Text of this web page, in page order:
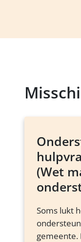
(Wet
Soms lukt
gemeente.